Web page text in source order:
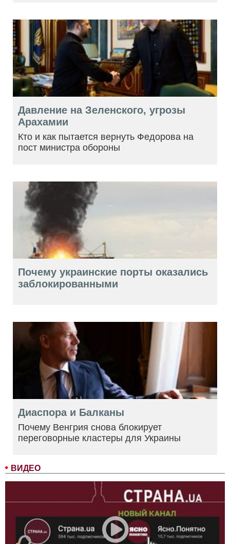
ВИДЕО
Давление на Зеленского, угрозы
Арахамии
Кто и как пытается вернуть Федорова на
пост министра обороны
Почему украинские порты оказались
заблокированными
Диаспора и Балканы
Почему Венгрия снова блокирует
переговорные кластеры для Украины